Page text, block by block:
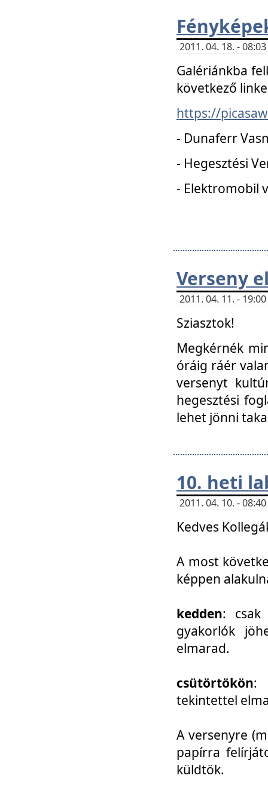
2011. 04. 18. -
Galériánkba
következő
https://
- Dunaferr
- Hegesztési
- Elektromobil
Verseny
2011. 04. 11. -
Sziasztok!
Megkérnék
óráig ráér
versenyt
hegesztési
lehet jönni
10. heti
2011. 04. 10. -
Kedves
A most
képpen
kedden: csak
gyakorlók
elmarad.
csütörtökön:
tekintettel
A versenyre
papírra
küldtök.